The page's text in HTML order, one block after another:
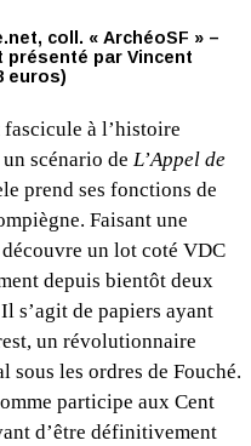
coll. « ArchéoSF » –
présenté par Vincent
euros)
à l’histoire
scénario de L’Appel de
prend ses fonctions de
Faisant une
un lot coté VDC
depuis bientôt deux
s’agit de papiers ayant
un révolutionnaire
les ordres de Fouché.
participe aux Cent
d’être définitivement